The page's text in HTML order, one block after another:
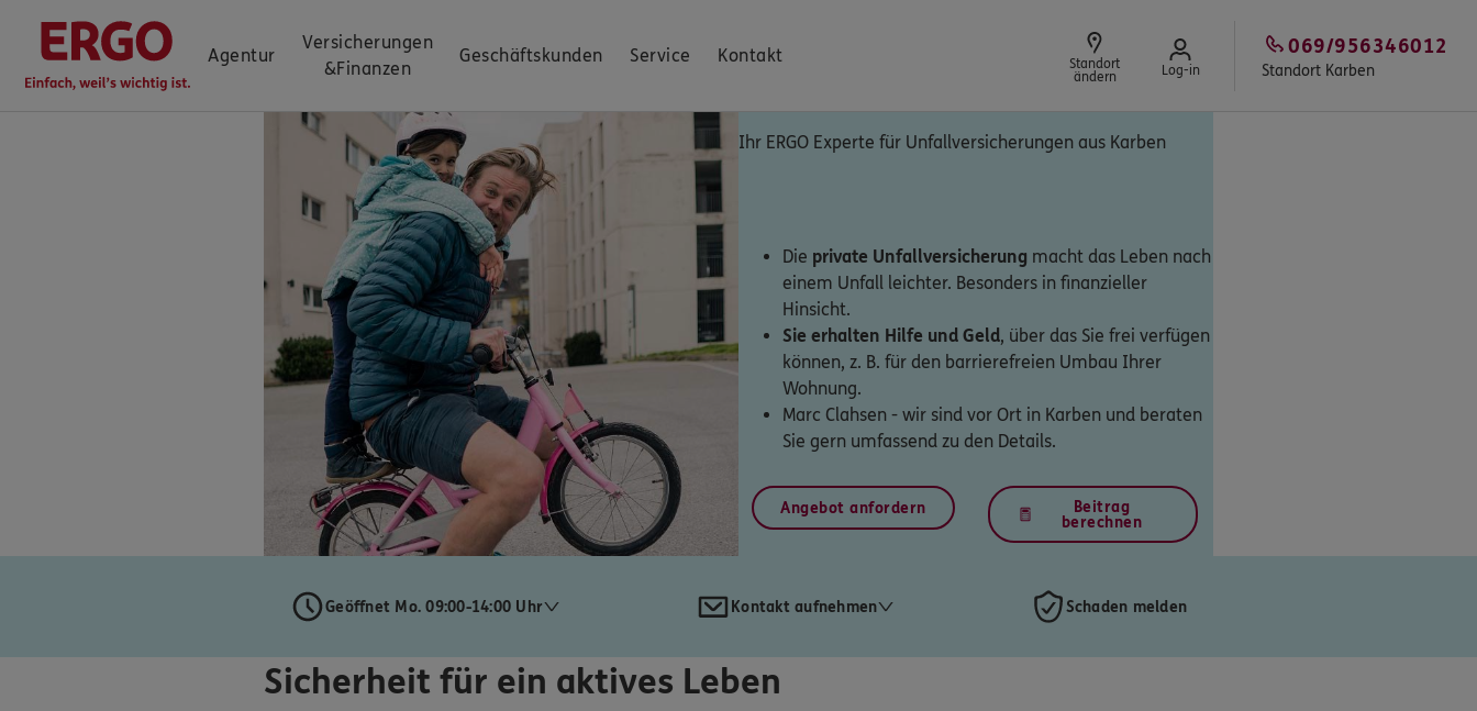
Agentur
Versicherungen
&Finanzen
Geschäftskunden Service Kontakt
Standort
ändern
Log-in Standort Karben
069/956346012
Ihr ERGO Experte für Unfallversicherungen aus Karben
Die private Unfallversicherung macht das Leben nach
einem Unfall leichter. Besonders in finanzieller
Hinsicht.
Sie erhalten Hilfe und Geld, über das Sie frei verfügen
können, z. B. für den barrierefreien Umbau Ihrer
Wohnung.
Marc Clahsen - wir sind vor Ort in Karben und beraten
Sie gern umfassend zu den Details.
Angebot anfordern
Beitrag
berechnen
Geöffnet Mo. 09:00-14:00 Uhr Kontakt aufnehmen Schaden melden
Sicherheit für ein aktives Leben